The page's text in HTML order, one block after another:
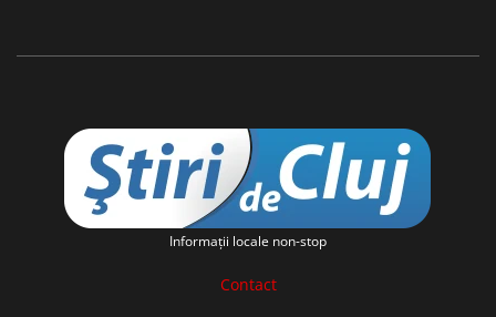
Informaţii locale non-stop
Contact